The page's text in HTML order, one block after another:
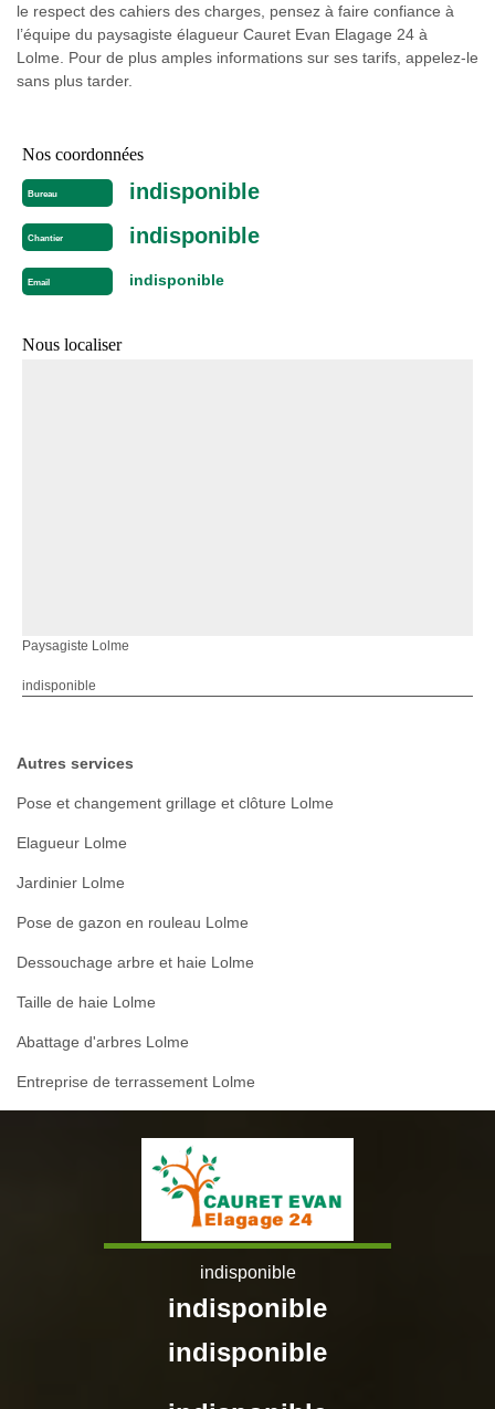
le respect des cahiers des charges, pensez à faire confiance à
l’équipe du paysagiste élagueur Cauret Evan Elagage 24 à
Lolme. Pour de plus amples informations sur ses tarifs, appelez-le
sans plus tarder.
Nos coordonnées
Bureau indisponible
Chantier indisponible
Email indisponible
Nous localiser
Paysagiste Lolme
indisponible
Autres services
Pose et changement grillage et clôture Lolme
Elagueur Lolme
Jardinier Lolme
Pose de gazon en rouleau Lolme
Dessouchage arbre et haie Lolme
Taille de haie Lolme
Abattage d'arbres Lolme
Entreprise de terrassement Lolme
indisponible
indisponible
indisponible